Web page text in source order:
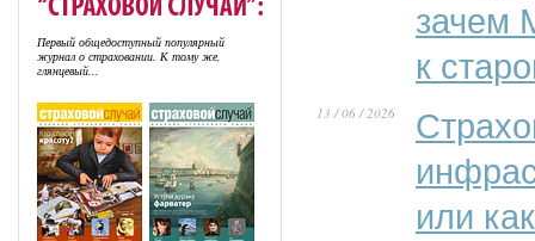
Первый общедоступный популярный
журнал о страховании. К тому же,
глянцевый...
зачем
к
13 / 06 / 2026
или